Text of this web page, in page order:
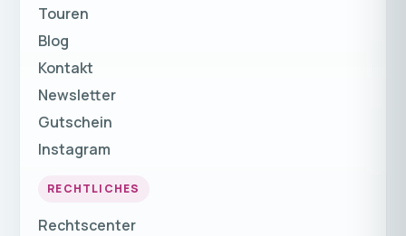
Touren
Blog
Kontakt
Newsletter
Gutschein
Instagram
RECHTLICHES
Rechtscenter